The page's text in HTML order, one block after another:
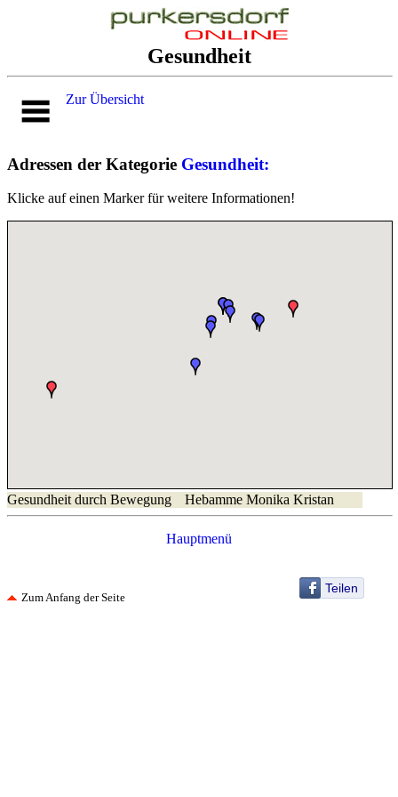
Gesundheit
Zur Übersicht
Adressen der Kategorie Gesundheit:
Klicke auf einen Marker für weitere Informationen!
Gesundheit durch Bewegung Hebamme Monika Kristan
Hauptmenü
Teilen
Zum Anfang der Seite